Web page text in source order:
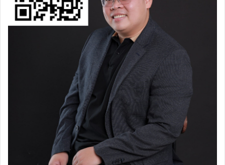
Thọ từng chia sẻ.
Ông nói rằng, càng những cây bút trẻ tuổi, non kinh
nghiệm, thì lại càng viết mọi thứ từ góc độ “đao to búa
lớn”, to tát. Tuy nhiên, cuối cùng, nội dung của họ
chẳng đọng lại được ấn tượng nào.
Ngược lại, những cây bút từng trải, chiêm nghiệm thì
luôn viết lách với góc nhìn từ những thứ nhỏ bé, gần
gũi, đơn giản trong cuộc sống. Nhưng từ những chi tiết
đó, họ lại nói được điều lớn lao, ý nghĩa và tạo dấu ấn
trong lòng độc giả.